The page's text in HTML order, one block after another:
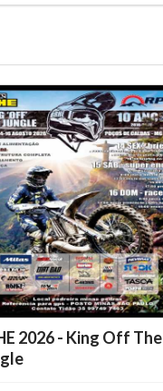
2026 - King Off The